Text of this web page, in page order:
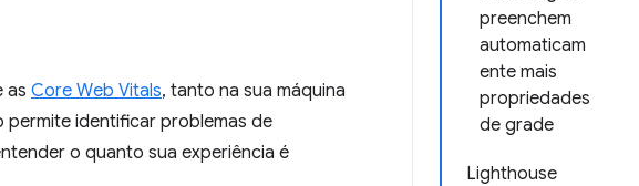
preenchem
automaticam
ente mais
propriedades
de grade
Lighthouse
as Core Web Vitals, tanto na sua máquina
permite identificar problemas de
o quanto sua experiência é